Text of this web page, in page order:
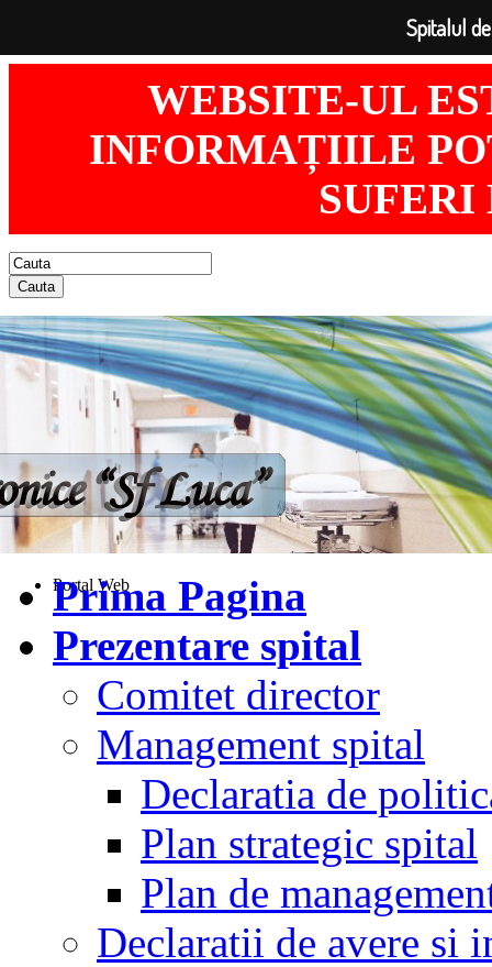
WEBSITE-UL
INFORMAȚIILE
Cauta
Portal Web
Prima Pagina
Prezentare spital
Comitet director
Management spital
Declaratia de
Plan strategic spital
Plan de
Declaratii de avere si
Spitalul